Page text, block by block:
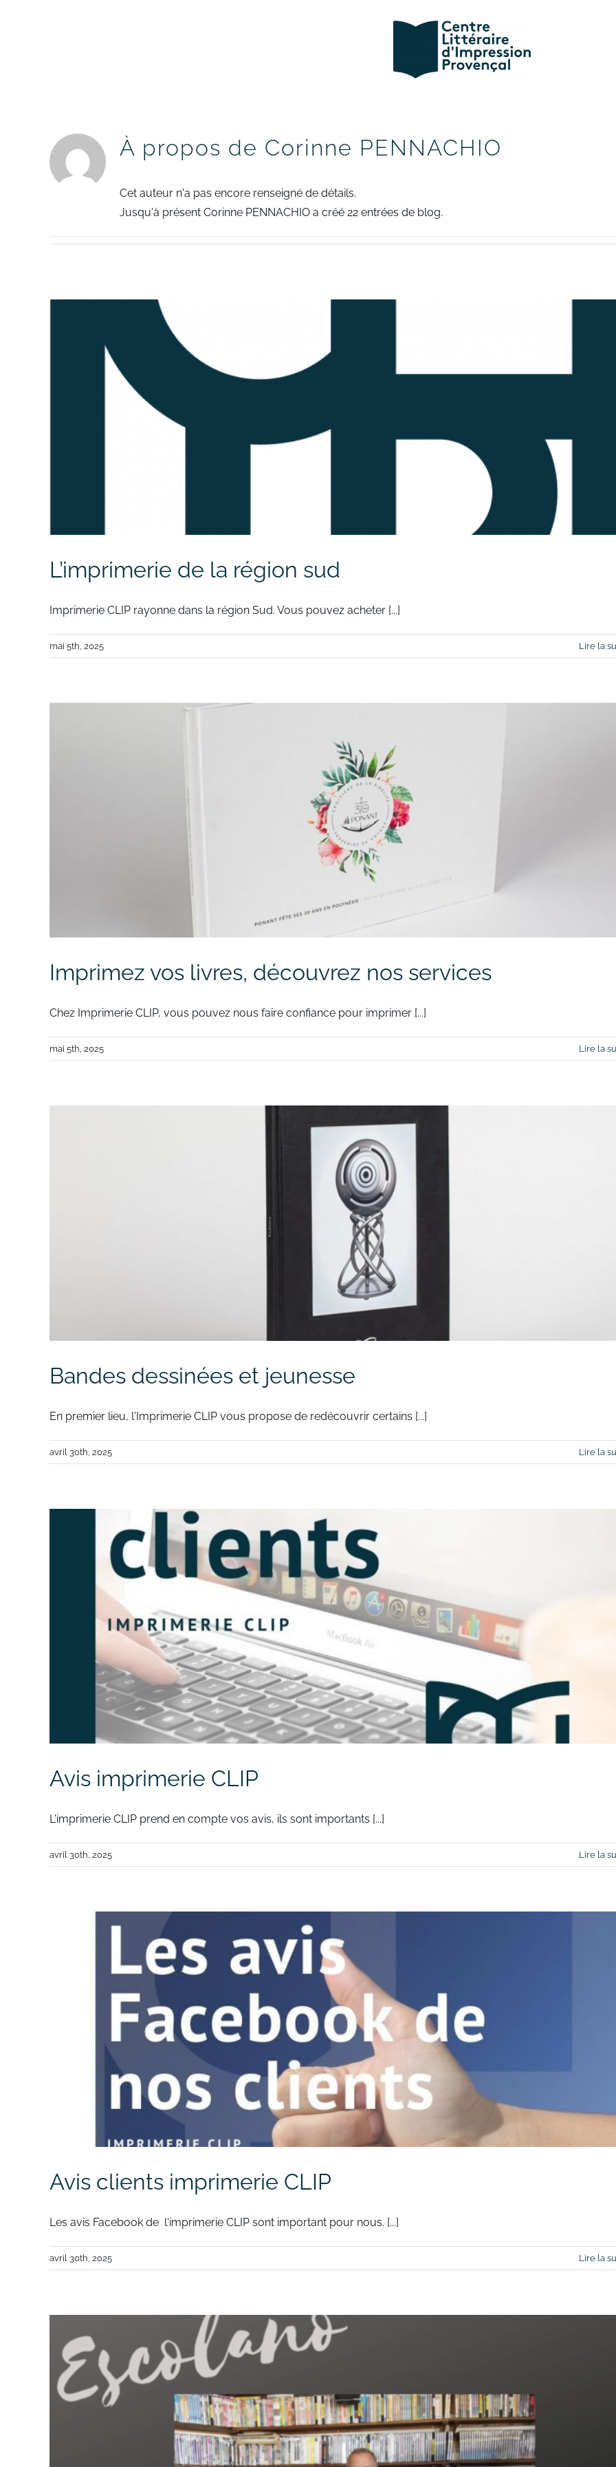
À propos de Corinne PENNACHIO
Cet auteur n'a pas encore renseigné de détails.
Jusqu'à présent Corinne PENNACHIO a créé 22 entrées de blog.
L’imprimerie de la région sud
Imprimerie CLIP rayonne dans la région Sud. Vous pouvez acheter [...]
mai 5th, 2025 Lire la
Imprimez vos livres, découvrez nos services
Chez Imprimerie CLIP, vous pouvez nous faire confiance pour imprimer [...]
mai 5th, 2025 Lire la
Bandes dessinées et jeunesse
En premier lieu, l'Imprimerie CLIP vous propose de redécouvrir certains [...]
avril 30th, 2025 Lire la
Avis imprimerie CLIP
L'imprimerie CLIP prend en compte vos avis, ils sont importants [...]
avril 30th, 2025 Lire la
Avis clients imprimerie CLIP
Les avis Facebook de l'imprimerie CLIP sont important pour nous. [...]
avril 30th, 2025 Lire la